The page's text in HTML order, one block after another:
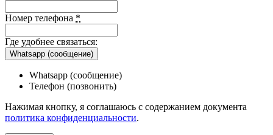
Номер телефона *
Где удобнее связаться:
Whatsapp (сообщение)
Whatsapp (сообщение)
Телефон (позвонить)
Нажимая кнопку, я соглашаюсь с содержанием документа
политика конфиденциальности.